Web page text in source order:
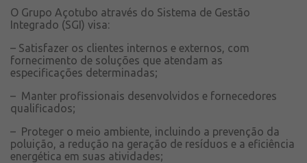
Compliance e LGPD
Ouvidoria
Blog
ESG
Trabalhe conosco
O Grupo Açotubo através do Sistema de Gestão
Integrado (SGI) visa:
– Satisfazer os clientes internos e externos, com
fornecimento de soluções que atendam as
especificações determinadas;
– Manter profissionais desenvolvidos e fornecedores
qualificados;
– Proteger o meio ambiente, incluindo a prevenção da
poluição, a redução na geração de resíduos e a eficiência
energética em suas atividades;